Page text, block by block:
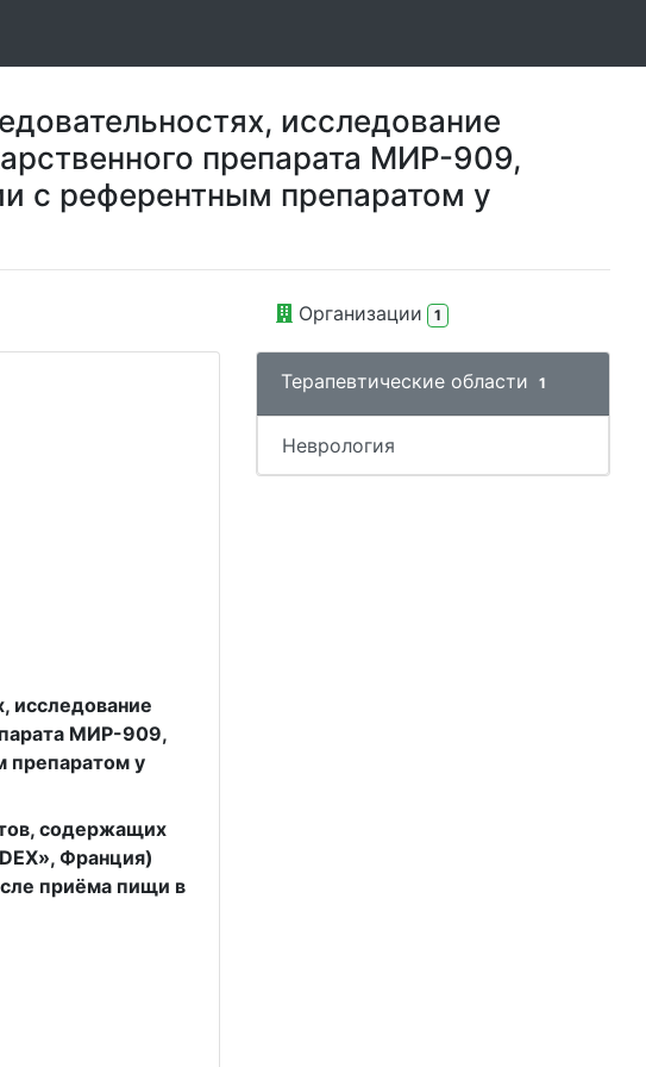
исследование
препарата МИР-909,
с референтным препаратом у
Организации 1
исследование
МИР-909,
препаратом у
содержащих
Франция)
приёма пищи в
Терапевтические области 1
Неврология